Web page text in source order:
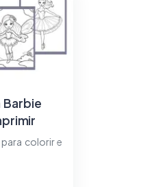
Barbie
colorir e